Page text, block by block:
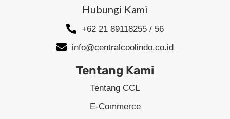
Hubungi Kami
+62 21 89118255 / 56
info@centralcoolindo.co.id
Tentang Kami
Tentang CCL
E-Commerce